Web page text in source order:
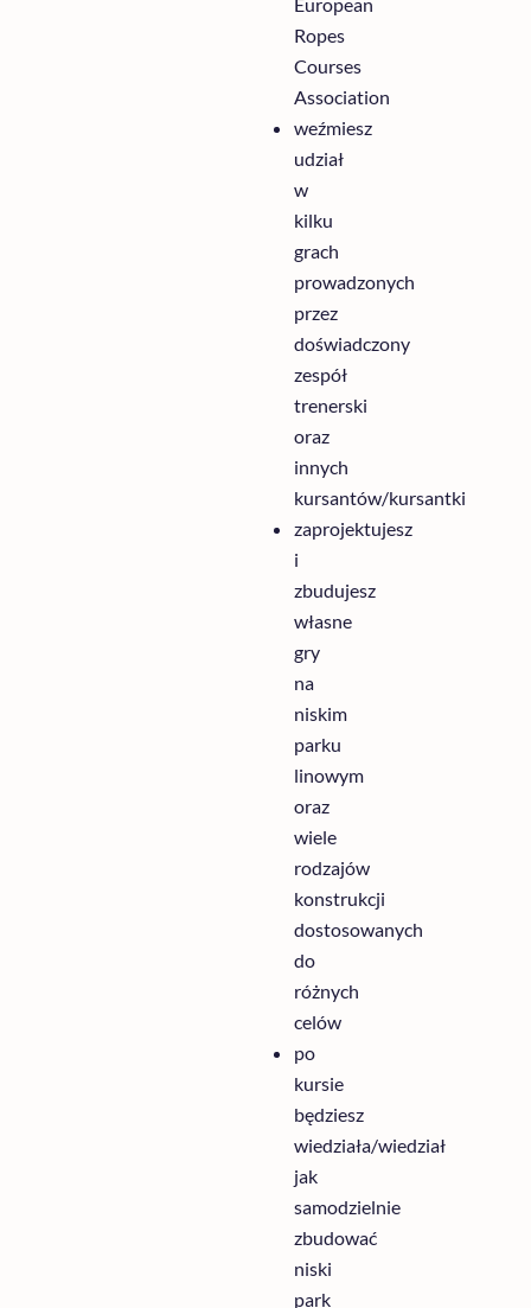
Ropes
Courses
Association
weźmiesz
udział
w
kilku
grach
prowadzonych
przez
doświadczony
zespół
trenerski
oraz
innych
kursantów/kursantki
zaprojektujesz
i
zbudujesz
własne
gry
na
niskim
parku
linowym
oraz
wiele
rodzajów
konstrukcji
dostosowanych
do
różnych
celów
po
kursie
będziesz
wiedziała/wiedział
jak
samodzielnie
zbudować
niski
park